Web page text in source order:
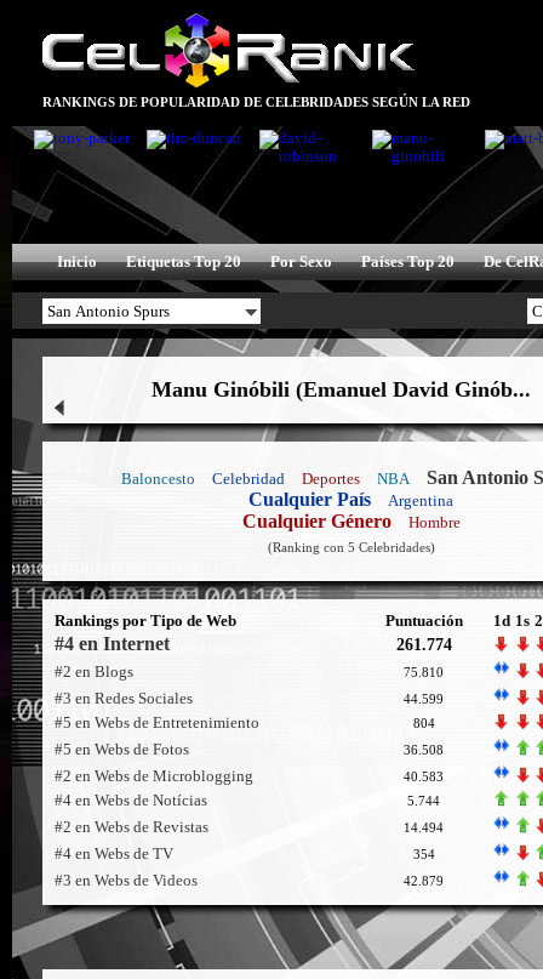
RANKINGS DE POPULARIDAD DE CELEBRIDADES SEGÚN LA RED
Inicio Etiquetas Top 20 Por Sexo Países Top 20 De
Manu Ginóbili (Emanuel David Ginób...
Baloncesto Celebridad Deportes NBA
San Antonio
Cualquier País
Argentina
Cualquier Género Hombre
(Ranking con 5 Celebridades)
Rankings por Tipo de Web Puntuación 1d 1s
#4 en Internet
261.774
#2 en Blogs
75.810
#3 en Redes Sociales 44.599
#5 en Webs de Entretenimiento 804
#5 en Webs de Fotos 36.508
#2 en Webs de Microblogging 40.583
#4 en Webs de Notícias 5.744
#2 en Webs de Revistas 14.494
#4 en Webs de TV 354
#3 en Webs de Videos 42.879